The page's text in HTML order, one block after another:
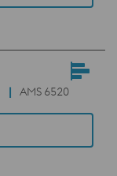
AMS 6520